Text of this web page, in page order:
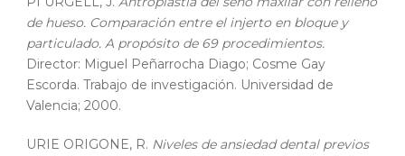
de hueso. Comparación entre el injerto en bloque y
particulado. A propósito de 69 procedimientos.
Director: Miguel Peñarrocha Diago; Cosme Gay
Escorda. Trabajo de investigación. Universidad de
Valencia; 2000.
URIE ORIGONE, R. Niveles de ansiedad dental previos